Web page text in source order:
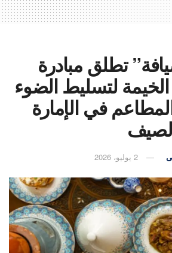
تطلق مبادرة
لتسليط الضوء
في الإمارة
2 يوليو، 2026